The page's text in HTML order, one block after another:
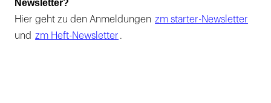
Newsletter?
Hier geht zu den Anmeldungen zm starter-Newsletter
und zm Heft-Newsletter .